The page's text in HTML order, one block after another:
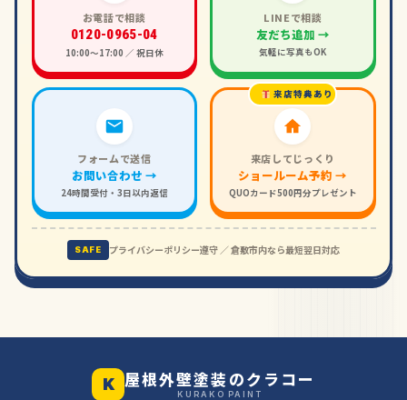
お電話で相談
0120-0965-04
10:00〜17:00 ／ 祝日休
LINEで相談
友だち追加 →
気軽に写真もOK
フォームで送信
お問い合わせ →
24時間受付・3日以内返信
来店特典あり
来店してじっくり
ショールーム予約 →
QUOカード500円分プレゼント
SAFE プライバシーポリシー遵守 ／ 倉敷市内なら最短翌日対応
K 屋根外壁塗装のクラコー
KURAKO PAINT